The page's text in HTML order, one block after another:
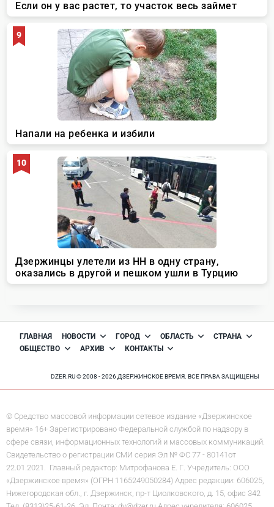
ГЛАВНАЯ НОВОСТИ ГОРОД ОБЛАСТЬ
СТРАНА
ОБЩЕСТВО
АРХИВ КОНТАКТЫ
DZER.RU © 2008 - 2026 ДЗЕРЖИНСКОЕ ВРЕМЯ. ВСЕ ПРАВА ЗАЩИЩЕНЫ
© Средство массовой информации сетевое издание «Дзержинское
время» 16+ Зарегистрировано Федеральной службой по надзору в
сфере связи, информационных технологий и массовых коммуникаций.
Свидетельство о регистрации СМИ серия Эл № ФС 77 - 80141от
22.01.2021. Главный редактор: Митрофанова Е. Г. Учредитель: ООО
«Дзержинское время» (ОГРН 1165249050284) Адрес редакции: 606025,
Нижегородская обл., г. Дзержинск, пр-т Циолковского, д. 15, офис 342